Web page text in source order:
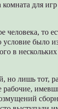
для игр
человека, то
условие было
в
но лишь тот,
рабочие,